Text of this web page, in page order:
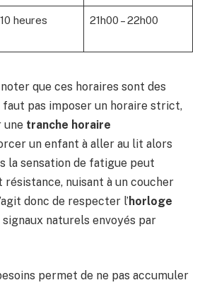
heures 21h00 – 22h00
que ces horaires sont des
faut pas imposer un horaire strict,
une tranche horaire
un enfant à aller au lit alors
la sensation de fatigue peut
nuisant à un coucher
donc de respecter l’horloge
signaux naturels envoyés par
permet de ne pas accumuler